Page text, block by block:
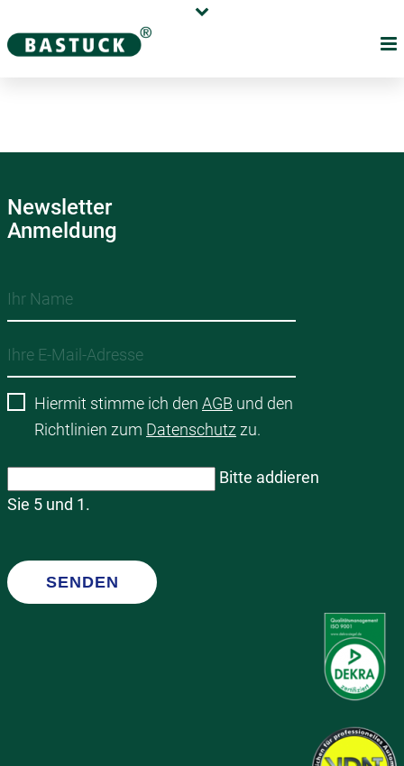
Newsletter
Anmeldung
Hiermit stimme ich den AGB und den
Richtlinien zum Datenschutz zu.
Bitte addieren
Sie 5 und 1.
SENDEN